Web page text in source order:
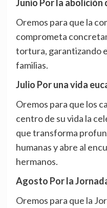
Junio Por la
Oremos para que la
comprometa
tortura, garantizando
familias.
Julio Por una vida
Oremos para que los
centro de su vida la
que transforma
humanas y abre al
hermanos.
Agosto Por la
Oremos para que la